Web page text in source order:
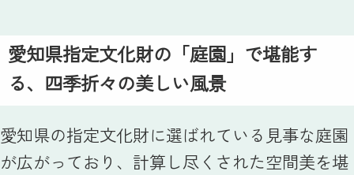
愛知県指定文化財の「庭園」で堪能す
る、四季折々の美しい風景
愛知県の指定文化財に選ばれている見事な庭園
が広がっており、計算し尽くされた空間美を堪